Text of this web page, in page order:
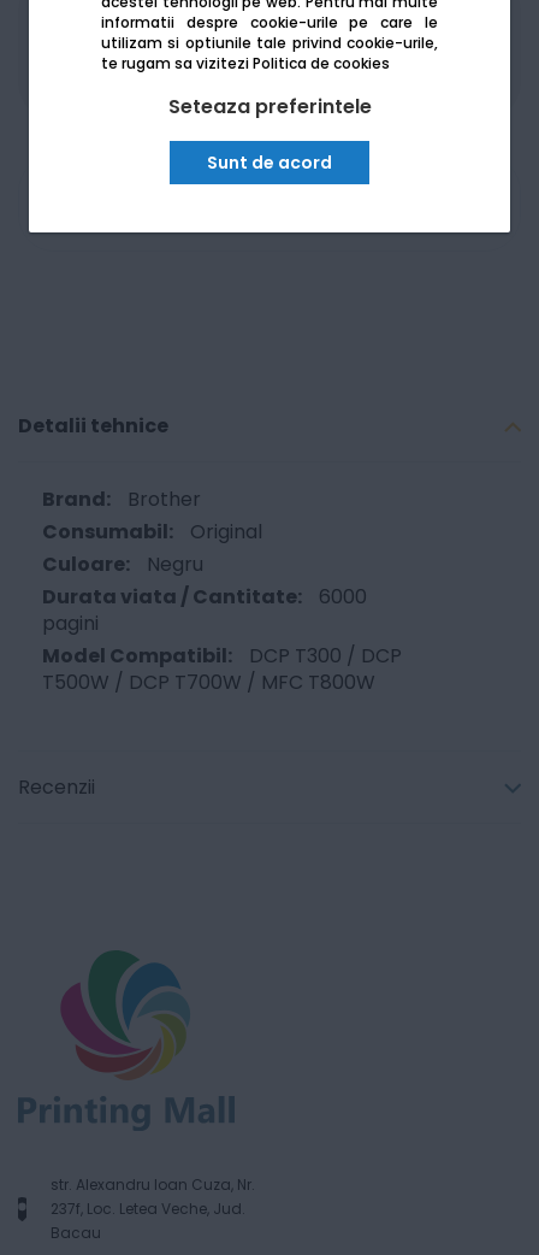
informatii despre cookie-urile pe care le
utilizam si optiunile tale privind cookie-urile,
te rugam sa viziteziPolitica de cookies
Seteaza preferintele
Sunt de acord
Produsele sunt disponibile pe platforma de
achizitii publiceSEAP/SICAP
Detalii tehnice
Brother
Original
Negru
6000
pagini
DCP T300 / DCP
T500W / DCP T700W / MFC T800W
Recenzii
str. Alexandru Ioan Cuza, Nr.
237f, Loc. Letea Veche, Jud.
Bacau